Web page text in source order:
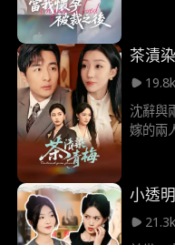
營不善
茶漬
19.8k
沈辭與
嫁的兩
醒悟
姻。許
氣，他
小透
21.3k